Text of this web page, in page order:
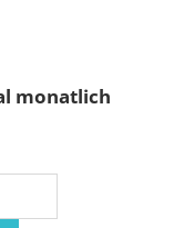
monatlich